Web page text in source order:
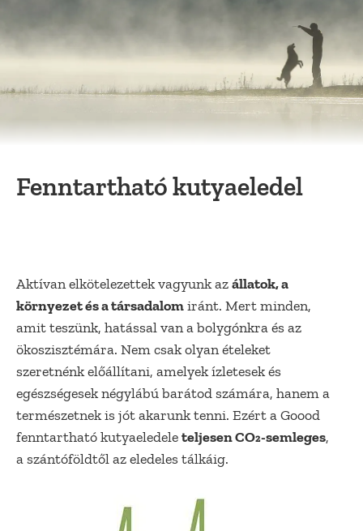
Fenntartható kutyaeledel
Aktívan elkötelezettek vagyunk az állatok, a
környezet és a társadalom iránt. Mert minden,
amit teszünk, hatással van a bolygónkra és az
ökoszisztémára. Nem csak olyan ételeket
szeretnénk előállítani, amelyek ízletesek és
egészségesek négylábú barátod számára, hanem a
természetnek is jót akarunk tenni. Ezért a Goood
fenntartható kutyaeledele teljesen CO₂-semleges,
a szántóföldtől az eledeles tálkáig.